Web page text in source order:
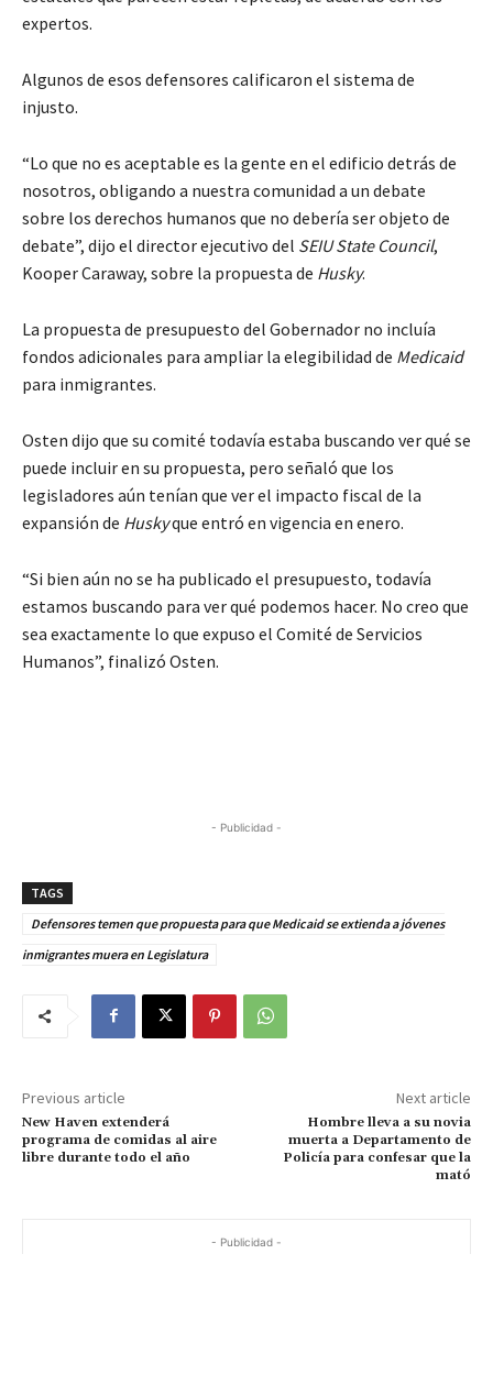
expertos.
Algunos de esos defensores calificaron el sistema de
injusto.
“Lo que no es aceptable es la gente en el edificio detrás de
nosotros, obligando a nuestra comunidad a un debate
sobre los derechos humanos que no debería ser objeto de
debate”, dijo el director ejecutivo del SEIU State Council,
Kooper Caraway, sobre la propuesta de Husky.
La propuesta de presupuesto del Gobernador no incluía
fondos adicionales para ampliar la elegibilidad de Medicaid
para inmigrantes.
Osten dijo que su comité todavía estaba buscando ver qué se
puede incluir en su propuesta, pero señaló que los
legisladores aún tenían que ver el impacto fiscal de la
expansión de Huskyque entró en vigencia en enero.
“Si bien aún no se ha publicado el presupuesto, todavía
estamos buscando para ver qué podemos hacer. No creo que
sea exactamente lo que expuso el Comité de Servicios
Humanos”, finalizó Osten.
- Publicidad -
TAGS
Defensores temen que propuesta para que Medicaid se extienda a jóvenes
inmigrantes muera en Legislatura
Previous article
New Haven extenderá
programa de comidas al aire
libre durante todo el año
Next article
Hombre lleva a su novia
muerta a Departamento de
Policía para confesar que la
mató
- Publicidad -